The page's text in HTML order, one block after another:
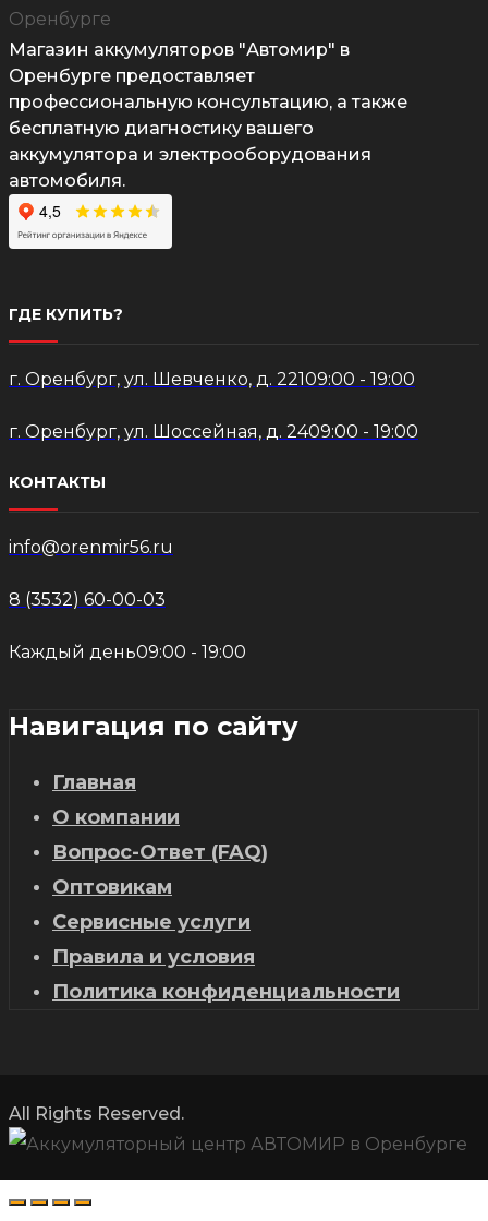
Магазин аккумуляторов "Автомир" в
Оренбурге предоставляет
профессиональную консультацию, а также
бесплатную диагностику вашего
аккумулятора и электрооборудования
автомобиля.
ГДЕ КУПИТЬ?
г. Оренбург, ул. Шевченко, д. 22109:00 - 19:00
г. Оренбург, ул. Шоссейная, д. 2409:00 - 19:00
КОНТАКТЫ
info@orenmir56.ru
8 (3532) 60-00-03
Каждый день09:00 - 19:00
Навигация по сайту
Главная
О компании
Вопрос-Ответ (FAQ)
Оптовикам
Сервисные услуги
Правила и условия
Политика конфиденциальности
All Rights Reserved.